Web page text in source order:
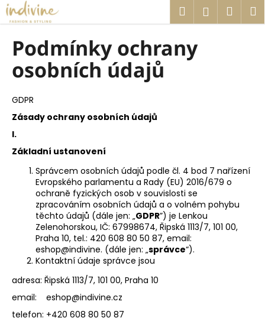
Přejít
na
obsah
Hledat
Podmínky ochrany
osobních údajů
GDPR
Zásady ochrany osobních údajů
I.
Základní ustanovení
Správcem osobních údajů podle čl. 4 bod 7 nařízení
Evropského parlamentu a Rady (EU) 2016/679 o
ochraně fyzických osob v souvislosti se
zpracováním osobních údajů a o volném pohybu
těchto údajů (dále jen: „GDPR”) je Lenkou
Zelenohorskou, IČ: 67998674, Řipská 1113/7, 101 00,
Praha 10, tel.: 420 608 80 50 87, email:
eshop@indivine. (dále jen: „správce“).
Kontaktní údaje správce jsou
adresa: Řipská 1113/7, 101 00, Praha 10
email: eshop@indivine.cz
telefon: +420 608 80 50 87
K
o
C
o
p
o
t
ř
e
a
j
í